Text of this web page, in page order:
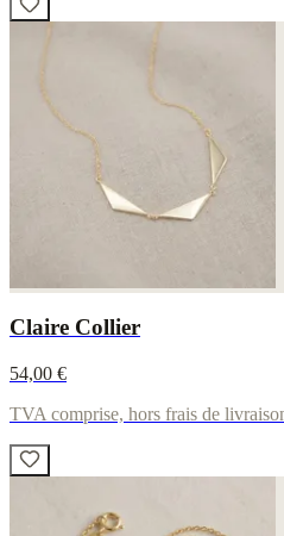
Claire Collier
54,00 €
TVA comprise, hors frais de